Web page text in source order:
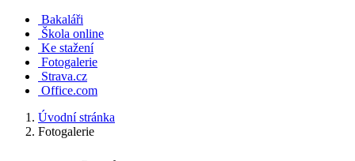
Bakaláři
Škola online
Ke stažení
Fotogalerie
Strava.cz
Office.com
Úvodní stránka
Fotogalerie